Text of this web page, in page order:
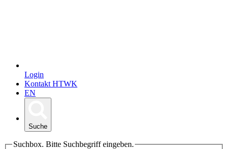
Login
Kontakt HTWK
EN
Suche
Suchbox. Bitte Suchbegriff eingeben.